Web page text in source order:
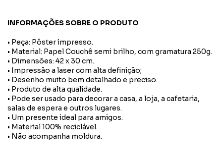
INFORMAÇÕES SOBRE O PRODUTO
• Peça: Pôster impresso.
• Material: Papel Couchê semi brilho, com gramatura 250g.
• Dimensões: 42 x 30 cm.
• Impressão a laser com alta definição;
• Desenho muito bem detalhado e preciso.
• Produto de alta qualidade.
• Pode ser usado para decorar a casa, a loja, a cafetaria,
salas de espera e outros lugares.
• Um presente ideal para amigos.
• Material 100% reciclável.
• Não acompanha moldura.